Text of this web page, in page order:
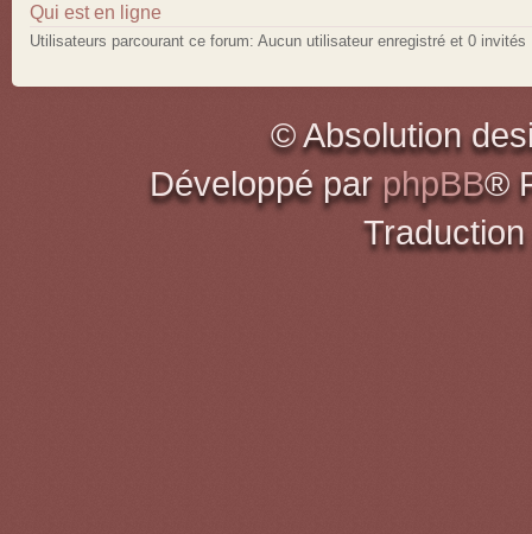
Qui est en ligne
Utilisateurs parcourant ce forum: Aucun utilisateur enregistré et 0 invités
© Absolution
Développé parphpBB®